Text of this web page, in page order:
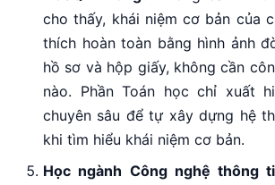
cho thấy, khái niệm cơ bản của
thích hoàn toàn bằng hình ảnh
hồ sơ và hộp giấy, không cần
nào. Phần Toán học chỉ xuất
chuyên sâu để tự xây dựng hệ
khi tìm hiểu khái niệm cơ bản.
Học ngành Công nghệ thông